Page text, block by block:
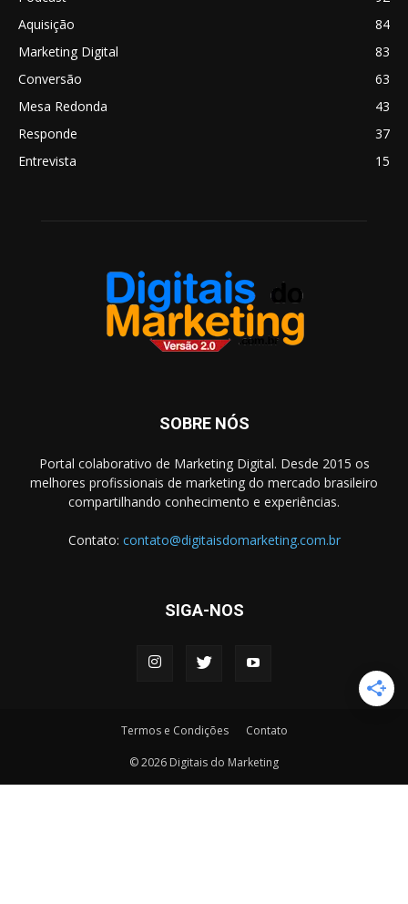
Aquisição
84
Marketing Digital
83
Conversão
63
Mesa Redonda
43
Responde
37
Entrevista
15
SOBRE NÓS
Portal colaborativo de Marketing Digital. Desde 2015 os
melhores profissionais de marketing do mercado brasileiro
compartilhando conhecimento e experiências.
Contato: contato@digitaisdomarketing.com.br
SIGA-NOS
Termos e Condições Contato
© 2026 Digitais do Marketing